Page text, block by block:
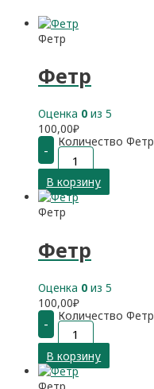
Фетр
Фетр
Оценка 0 из 5
100,00₽
- Количество Фетр
В корзину
Фетр
Фетр
Оценка 0 из 5
100,00₽
- Количество Фетр
В корзину
Фетр